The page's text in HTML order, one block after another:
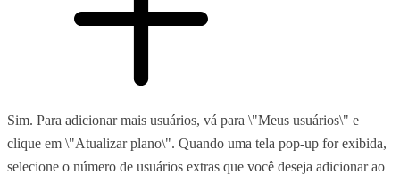
Sim. Para adicionar mais usuários, vá para \"Meus usuários\" e
clique em \"Atualizar plano\". Quando uma tela pop-up for exibida,
selecione o número de usuários extras que você deseja adicionar ao